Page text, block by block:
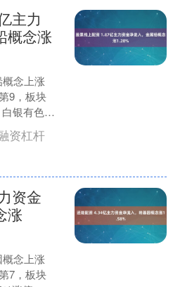
主力
概念涨
念上涨
9，板块
银有色、
涨5.86%、
资杠杆
资金
涨
念上涨
7，板块